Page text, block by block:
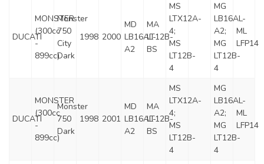
DUCATI
MONSTER
(300cc
-
899cc)
Monster
750
City
Dark
1998 2000
MD
LB16AL-
A2
MA
LT12B-
BS
MS
LTX12A-
4;
MS
LT12B-
4
MG
LB16AL-
A2;
MG
LT12B-
4
ML
LFP14
DUCATI
MONSTER
(300cc
-
899cc)
Monster
750
Dark
1998 2001
MD
LB16AL-
A2
MA
LT12B-
BS
MS
LTX12A-
4;
MS
LT12B-
4
MG
LB16AL-
A2;
MG
LT12B-
4
ML
LFP14